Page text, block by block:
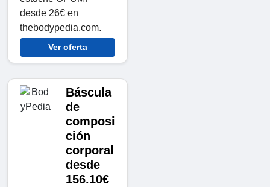
desde 26€ en
thebodypedia.com.
Ver oferta
Báscula
de
composi
ción
corporal
desde
156.10€